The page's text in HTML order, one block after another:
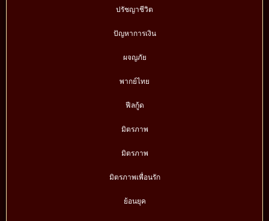
ปรัชญาชีวิต
ปัญหาการเงิน
ผจญภัย
พากย์ไทย
ฟีลกู้ด
มิตรภาพ
มิตรภาพ
มิตรภาพเพื่อนรัก
ย้อนยุค